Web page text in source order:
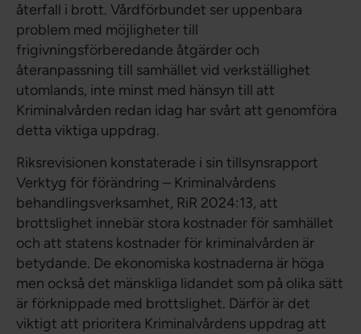
återfall i brott. Vårdförbundet ser uppenbara
problem med möjligheter till
frigivningsförberedande åtgärder och
återanpassning till samhället vid verkställighet
utomlands, inte minst med hänsyn till att
Kriminalvården redan idag har svårt att genomföra
detta viktiga uppdrag.
Riksrevisionen konstaterade i sin tillsynsrapport
Verktyg för förändring – Kriminalvårdens
behandlingsverksamhet, RiR 2024:13, att
brottslighet innebär stora kostnader för samhället
och att statens kostnader för kriminalvården är
betydande. De ekonomiska kostnaderna är höga
men också det mänskliga lidandet som på olika sätt
är förknippade med brottslighet. Därför är det
viktigt att prioritera Kriminalvårdens uppdrag att